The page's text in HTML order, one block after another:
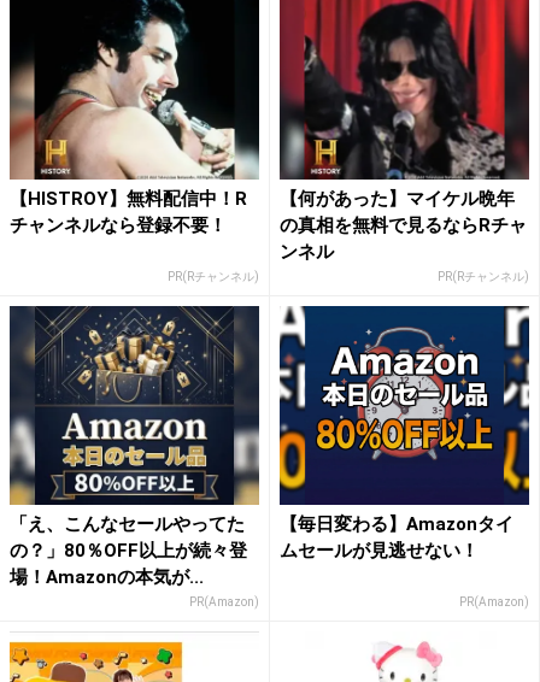
【HISTROY】無料配信中！R
チャンネルなら登録不要！
PR(Rチャンネル)
【何があった】マイケル晩年
の真相を無料で見るならRチャ
ンネル
PR(Rチャンネル)
「え、こんなセールやってた
の？」80％OFF以上が続々登
場！Amazonの本気が...
PR(Amazon)
【毎日変わる】Amazonタイ
ムセールが見逃せない！
PR(Amazon)